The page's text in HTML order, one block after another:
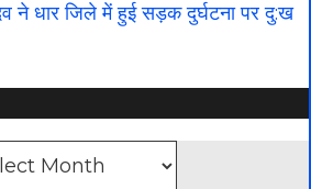
ने धार जिले में हुई सड़क दुर्घटना पर दु:ख